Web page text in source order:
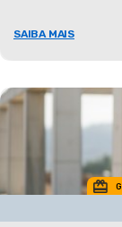
SAIBA MAIS